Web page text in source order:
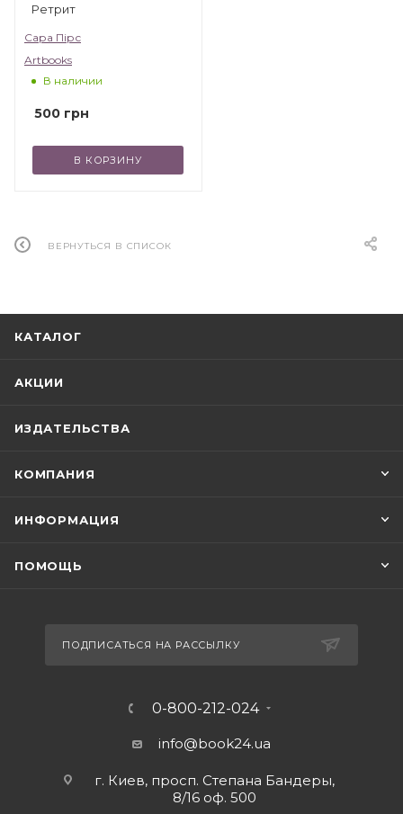
Ретрит
Сара Пірс
Artbooks
В наличии
500 грн
В КОРЗИНУ
ВЕРНУТЬСЯ В СПИСОК
КАТАЛОГ
АКЦИИ
ИЗДАТЕЛЬСТВА
КОМПАНИЯ
ИНФОРМАЦИЯ
ПОМОЩЬ
ПОДПИСАТЬСЯ НА РАССЫЛКУ
0-800-212-024
info@book24.ua
г. Киев, просп. Степана Бандеры,
8/16 оф. 500